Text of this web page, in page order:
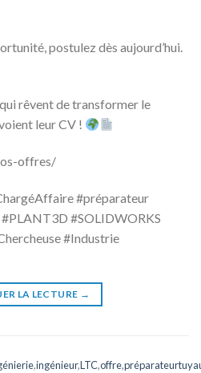
postulez dès aujourd’hui.
rêvent de transformer le
leur CV !
offres/
#préparateur
#SOLIDWORKS
#Industrie
LA LECTURE →
,ingénieur,LTC,offre,